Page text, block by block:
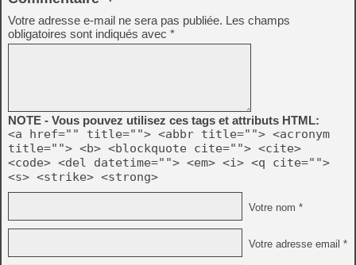
Votre adresse e-mail ne sera pas publiée. Les champs
obligatoires sont indiqués avec *
NOTE - Vous pouvez utilisez ces tags et attributs HTML:
<a href="" title=""> <abbr title=""> <acronym
title=""> <b> <blockquote cite=""> <cite>
<code> <del datetime=""> <em> <i> <q cite="">
<s> <strike> <strong>
Votre nom *
Votre adresse email *